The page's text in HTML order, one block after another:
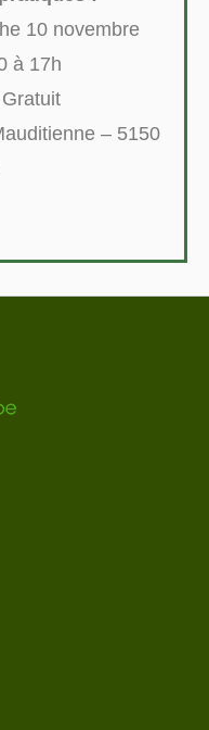
10 novembre
à 17h
– 5150